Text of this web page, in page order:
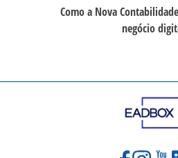
Como a Nova
negócio